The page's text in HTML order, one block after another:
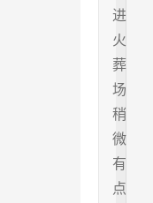
进
火
葬
场
稍
微
有
点